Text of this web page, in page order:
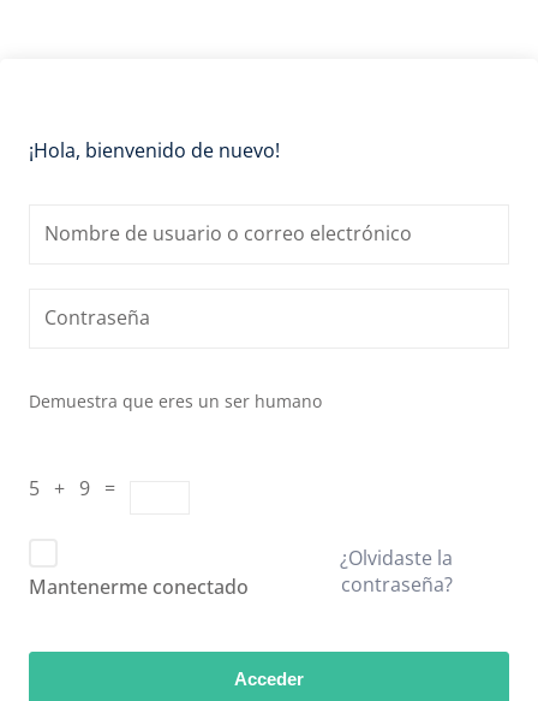
¡Hola, bienvenido de nuevo!
Demuestra que eres un ser humano
5 + 9 =
Mantenerme conectado
¿Olvidaste la
contraseña?
Acceder